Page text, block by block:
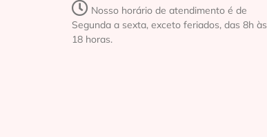
Nosso horário de atendimento é de
Segunda a sexta, exceto feriados, das 8h às
18 horas.